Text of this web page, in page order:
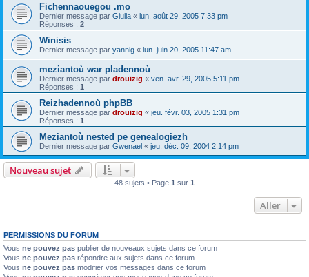
Fichennaouegou .mo
Dernier message par Giulia « lun. août 29, 2005 7:33 pm
Réponses : 2
Winisis
Dernier message par yannig « lun. juin 20, 2005 11:47 am
meziantoù war pladennoù
Dernier message par drouizig « ven. avr. 29, 2005 5:11 pm
Réponses : 1
Reizhadennoù phpBB
Dernier message par drouizig « jeu. févr. 03, 2005 1:31 pm
Réponses : 1
Meziantoù nested pe genealogiezh
Dernier message par Gwenael « jeu. déc. 09, 2004 2:14 pm
Nouveau sujet
48 sujets • Page 1 sur 1
Aller
PERMISSIONS DU FORUM
Vous ne pouvez pas publier de nouveaux sujets dans ce forum
Vous ne pouvez pas répondre aux sujets dans ce forum
Vous ne pouvez pas modifier vos messages dans ce forum